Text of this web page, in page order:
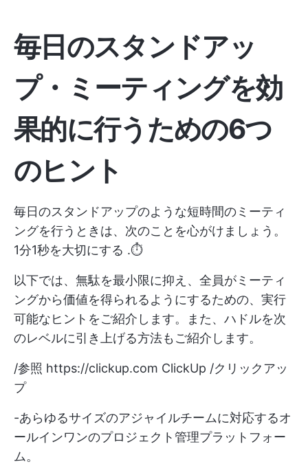
毎日のスタンドアッ
プ・ミーティングを効
果的に行うための6つ
のヒント
毎日のスタンドアップのような短時間のミーティ
ングを行うときは、次のことを心がけましょう。
1分1秒を大切にする .⏱️
以下では、無駄を最小限に抑え、全員がミーティ
ングから価値を得られるようにするための、実行
可能なヒントをご紹介します。また、ハドルを次
のレベルに引き上げる方法もご紹介します。
/参照 https://clickup.com ClickUp /クリックアッ
プ
-あらゆるサイズのアジャイルチームに対応するオ
ールインワンのプロジェクト管理プラットフォー
ム。